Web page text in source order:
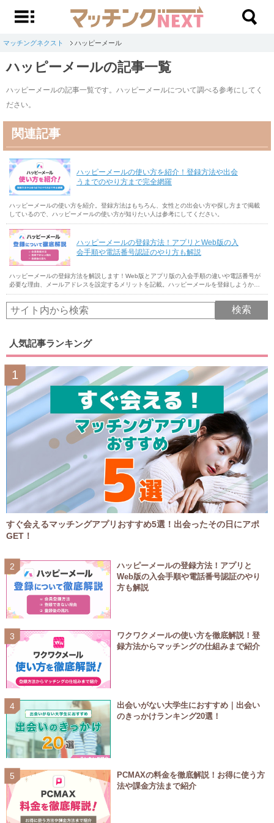
マッチングネクスト ハッピーメール
ハッピーメールの記事一覧
ハッピーメールの記事一覧です。ハッピーメールについて調べる参考にしてく
ださい。
関連記事
ハッピーメールの使い方を紹介！登録方法や出会
うまでのやり方まで完全網羅
ハッピーメールの使い方を紹介。登録方法はもちろん、女性との出会い方や探し方まで掲載
しているので、ハッピーメールの使い方が知りたい人は参考にしてください。
ハッピーメールの登録方法！アプリとWeb版の入
会手順や電話番号認証のやり方も解説
ハッピーメールの登録方法を解説します！Web版とアプリ版の入会手順の違いや電話番号が
必要な理由、メールアドレスを設定するメリットを記載。ハッピーメールを登録しようか迷
っている人は参考にしてください。
人気記事ランキング
すぐ会えるマッチングアプリおすすめ5選！出会ったその日にアポ
GET！
ハッピーメールの登録方法！アプリと
Web版の入会手順や電話番号認証のやり
方も解説
ワクワクメールの使い方を徹底解説！登
録方法からマッチングの仕組みまで紹介
出会いがない大学生におすすめ｜出会い
のきっかけランキング20選！
PCMAXの料金を徹底解説！お得に使う方
法や課金方法まで紹介